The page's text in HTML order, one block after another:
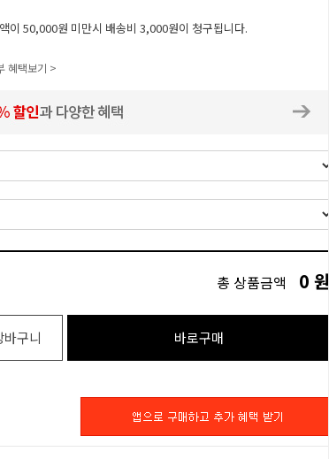
이 50,000원 미만시 배송비 3,000원이 청구됩니다.
혜택보기 >
총 상품금액 0 원
바구니 바로구매